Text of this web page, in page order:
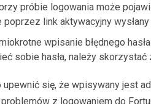
próbie logowania może
link aktywacyjny
wpisanie błędnego
sobie hasła, należy skorzystać
się, że wpisywany jest
z logowaniem do